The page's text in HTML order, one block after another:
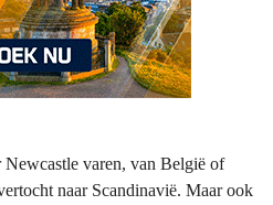
Newcastle varen, van België of
naar Scandinavië. Maar ook